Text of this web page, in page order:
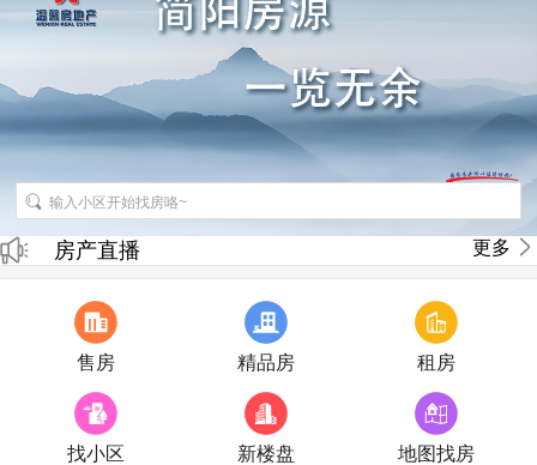
招聘房产销售经纪人
房产直播 更多
售房 精品房 租房
找小区 新楼盘 地图找房